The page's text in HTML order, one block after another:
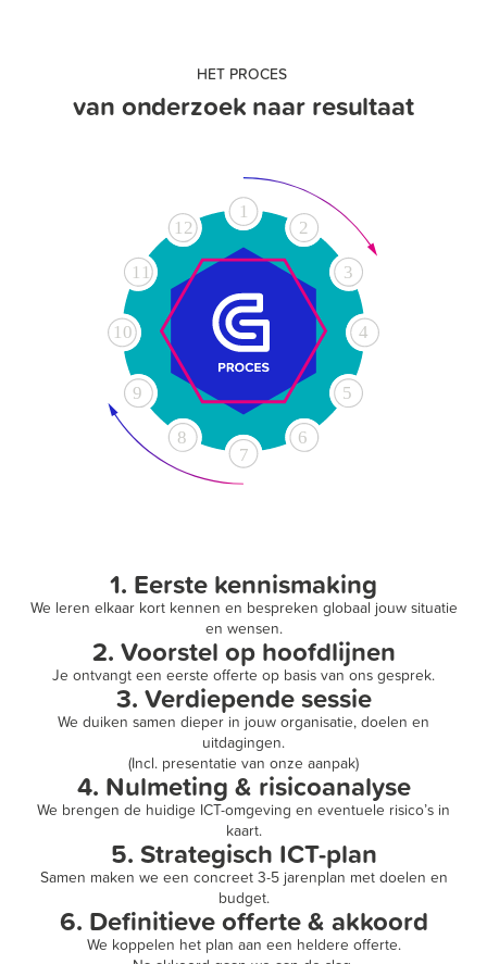
HET PROCES
van onderzoek naar resultaat
1. Eerste kennismaking
We leren elkaar kort kennen en bespreken globaal jouw situatie
en wensen.
2. Voorstel op hoofdlijnen
Je ontvangt een eerste offerte op basis van ons gesprek.
3. Verdiepende sessie
We duiken samen dieper in jouw organisatie, doelen en
uitdagingen.
(Incl. presentatie van onze aanpak)
4. Nulmeting & risicoanalyse
We brengen de huidige ICT-omgeving en eventuele risico’s in
kaart.
5. Strategisch ICT-plan
Samen maken we een concreet 3-5 jarenplan met doelen en
budget.
6. Definitieve offerte & akkoord
We koppelen het plan aan een heldere offerte.